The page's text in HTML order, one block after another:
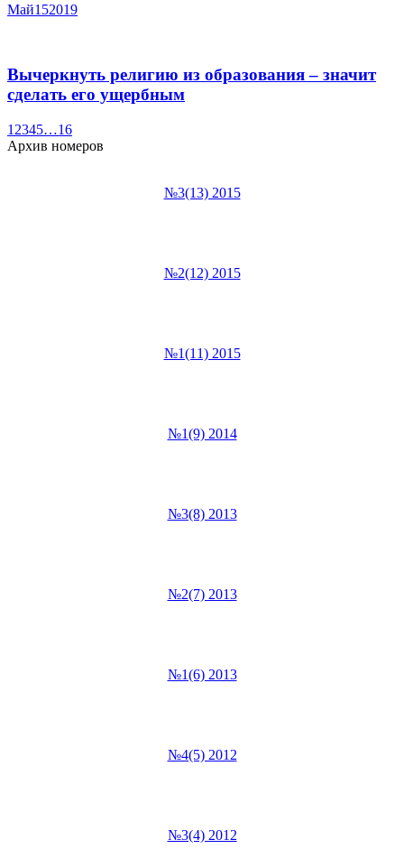
Май152019
Вычеркнуть религию из образования – значит
сделать его ущербным
1 2345…16
Архив номеров
№3(13) 2015
№2(12) 2015
№1(11) 2015
№1(9) 2014
№3(8) 2013
№2(7) 2013
№1(6) 2013
№4(5) 2012
№3(4) 2012